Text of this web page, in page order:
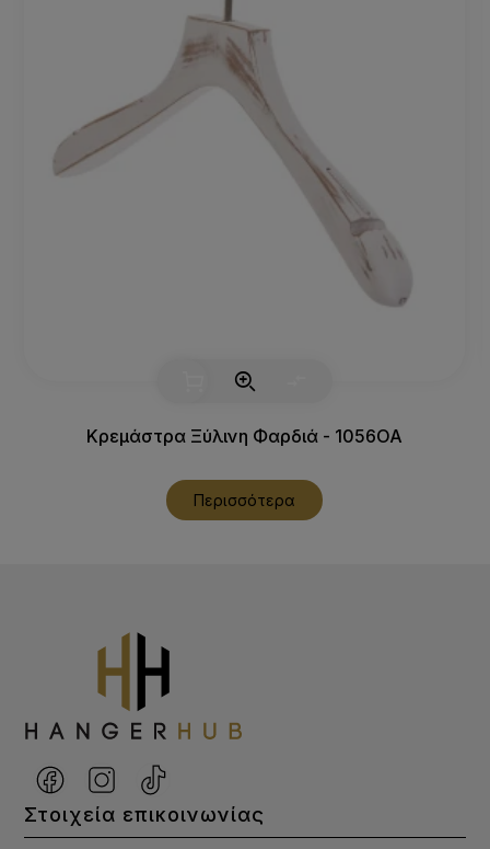
Κρεμάστρα Ξύλινη Φαρδιά - 1056OA
Περισσότερα
Στοιχεία επικοινωνίας